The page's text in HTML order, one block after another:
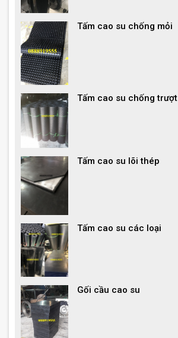
Tấm cao su chống mỏi
Tấm cao su chống trượt
Tấm cao su lõi thép
Tấm cao su các loại
Gối cầu cao su